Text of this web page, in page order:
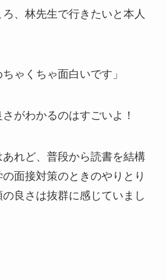
、林先生で行きたいと本人
ゃくちゃ面白いです」
がわかるのはすごいよ！
れど、普段から読書を結構
面接対策のときのやりとり
良さは抜群に感じていまし